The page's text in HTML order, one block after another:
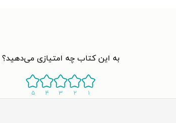
به این کتاب چه امتیازی می‌دهید؟
۱ ۲ ۳ ۴ ۵